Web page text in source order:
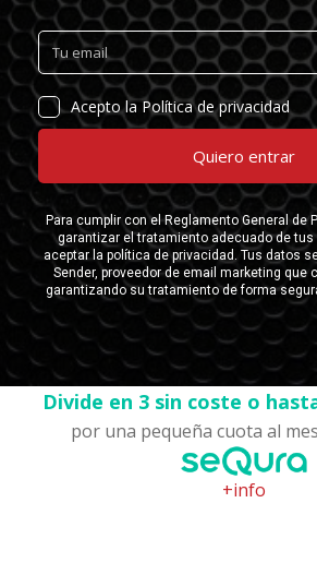
Divide en 3 sin coste o
por una pequeña cuota al
+info